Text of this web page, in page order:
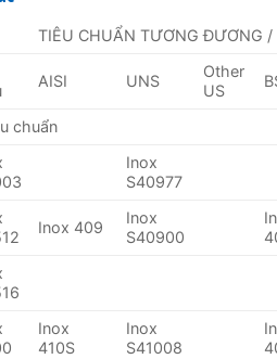
TIÊU CHUẨN TƯƠNG ĐƯƠNG /
AISI UNS
Other
US
chuẩn
Inox
S40977
Inox 409
Inox
S40900
Inox
410S
Inox
S41008